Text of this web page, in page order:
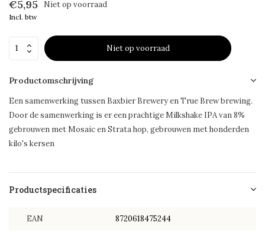
€5,95 Niet op voorraad
Incl. btw
Niet op voorraad
Productomschrijving
Een samenwerking tussen Baxbier Brewery en True Brew brewing.
Door de samenwerking is er een prachtige Milkshake IPA van 8%
gebrouwen met Mosaic en Strata hop, gebrouwen met honderden
kilo's kersen
Productspecificaties
EAN 8720618475244